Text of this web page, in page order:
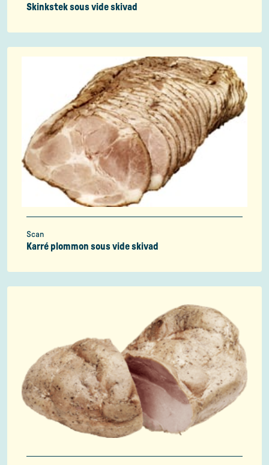
Skinkstek sous vide skivad
Scan
Karré plommon sous vide skivad